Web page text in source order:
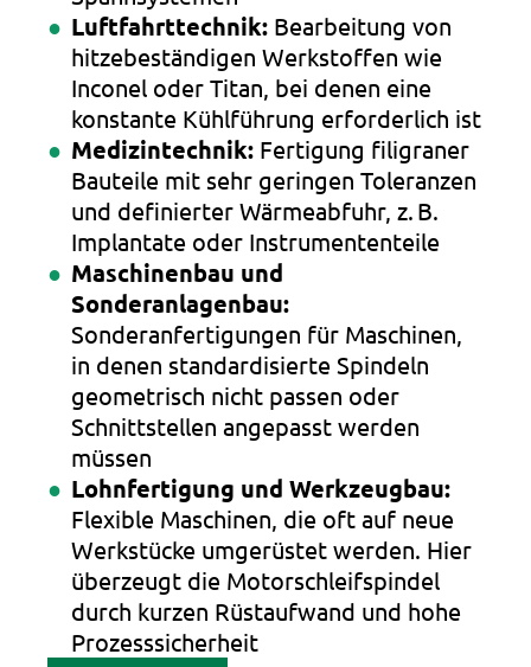
Luftfahrttechnik: Bearbeitung von
hitzebeständigen Werkstoffen wie
Inconel oder Titan, bei denen eine
konstante Kühlführung erforderlich ist
Medizintechnik: Fertigung filigraner
Bauteile mit sehr geringen Toleranzen
und definierter Wärmeabfuhr, z. B.
Implantate oder Instrumententeile
Maschinenbau und
Sonderanlagenbau:
Sonderanfertigungen für Maschinen,
in denen standardisierte Spindeln
geometrisch nicht passen oder
Schnittstellen angepasst werden
müssen
Lohnfertigung und Werkzeugbau:
Flexible Maschinen, die oft auf neue
Werkstücke umgerüstet werden. Hier
überzeugt die Motorschleifspindel
durch kurzen Rüstaufwand und hohe
Prozesssicherheit